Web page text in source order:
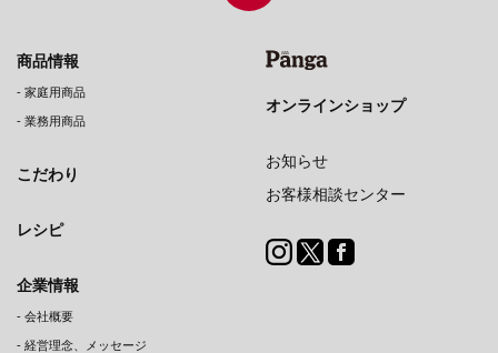
商品情報
- 家庭用商品
- 業務用商品
こだわり
レシピ
企業情報
- 会社概要
- 経営理念、メッセージ
オンラインショップ
お知らせ
お客様相談センター